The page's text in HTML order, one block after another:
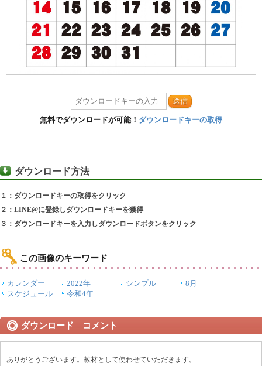
送信
無料でダウンロードが可能！ ダウンロードキーの取得
ダウンロード方法
１：ダウンロードキーの取得をクリック
２：LINE@に登録しダウンロードキーを獲得
３：ダウンロードキーを入力しダウンロードボタンをクリック
この画像のキーワード
カレンダー 2022年 シンプル
8月
スケジュール
令和4年
ダウンロード コメント
ありがとうございます。教材として使わせていただきます。